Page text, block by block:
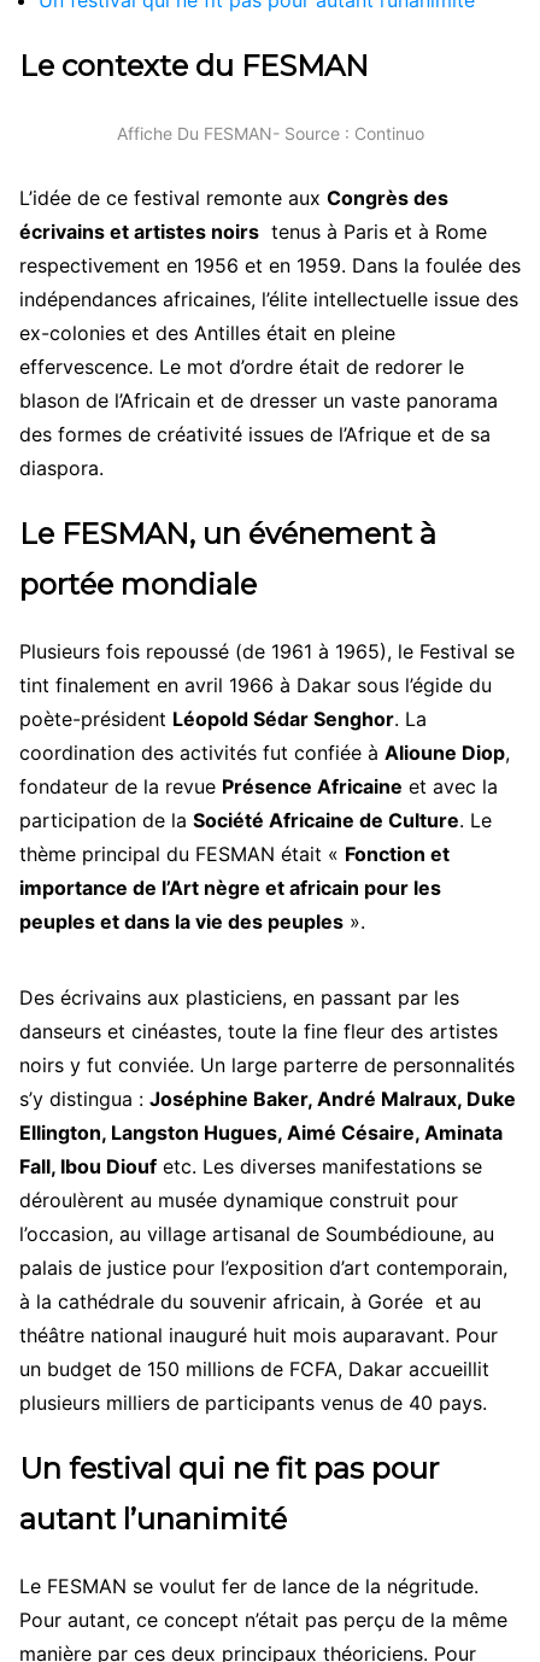
Le contexte du FESMAN
Affiche Du FESMAN- Source : Continuo
L’idée de ce festival remonte aux Congrès des
écrivains et artistes noirs tenus à Paris et à Rome
respectivement en 1956 et en 1959. Dans la foulée des
indépendances africaines, l’élite intellectuelle issue des
ex-colonies et des Antilles était en pleine
effervescence. Le mot d’ordre était de redorer le
blason de l’Africain et de dresser un vaste panorama
des formes de créativité issues de l’Afrique et de sa
diaspora.
Le FESMAN, un événement à
portée mondiale
Plusieurs fois repoussé (de 1961 à 1965), le Festival se
tint finalement en avril 1966 à Dakar sous l’égide du
poète-président Léopold Sédar Senghor. La
coordination des activités fut confiée à Alioune Diop,
fondateur de la revue Présence Africaine et avec la
participation de la Société Africaine de Culture. Le
thème principal du FESMAN était « Fonction et
importance de l’Art nègre et africain pour les
peuples et dans la vie des peuples ».
Des écrivains aux plasticiens, en passant par les
danseurs et cinéastes, toute la fine fleur des artistes
noirs y fut conviée. Un large parterre de personnalités
s’y distingua : Joséphine Baker, André Malraux, Duke
Ellington, Langston Hugues, Aimé Césaire, Aminata
Fall, Ibou Diouf etc. Les diverses manifestations se
déroulèrent au musée dynamique construit pour
l’occasion, au village artisanal de Soumbédioune, au
palais de justice pour l’exposition d’art contemporain,
à la cathédrale du souvenir africain, à Gorée et au
théâtre national inauguré huit mois auparavant. Pour
un budget de 150 millions de FCFA, Dakar accueillit
plusieurs milliers de participants venus de 40 pays.
Un festival qui ne fit pas pour
autant l’unanimité
Le FESMAN se voulut fer de lance de la négritude.
Pour autant, ce concept n’était pas perçu de la même
manière par ces deux principaux théoriciens. Pour